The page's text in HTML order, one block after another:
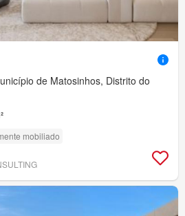
de Matosinhos, Distrito do
mobiliado